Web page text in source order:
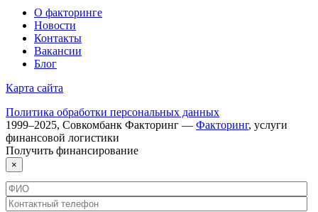
О факторинге
Новости
Контакты
Вакансии
Блог
Карта сайта
Политика обработки персональных данных
1999–2025, Совкомбанк Факторинг — Факторинг, услуги
финансовой логистики
Получить финансирование
×